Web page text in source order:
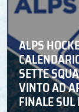
ALPS
SETTE
VINTO AD
FINALE